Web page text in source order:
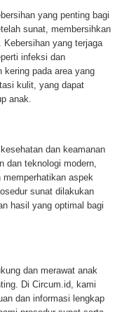
yang penting bagi
sunat, membersihkan
yang terjaga
infeksi dan
kering pada area yang
kulit, yang dapat
anak.
dan keamanan
dan teknologi modern,
memperhatikan aspek
sunat dilakukan
hasil yang optimal bagi
dan merawat anak
Di Circum.id, kami
dan informasi lengkap